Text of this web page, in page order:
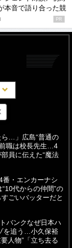
本音で語り合った競
PR
ら…」広島“普通の
職は校長先生…4
員に伝えた“魔法
番・エンカーナシ
代からの仲間”の
ごいバッターだと
バンクなぜ日本ハ
を追う…小久保裕
人物”「立ち去る